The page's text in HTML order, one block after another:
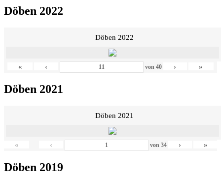
Döben 2022
Döben 2022
« ‹ von 40 › »
Döben 2021
Döben 2021
« ‹ von 34 › »
Döben 2019